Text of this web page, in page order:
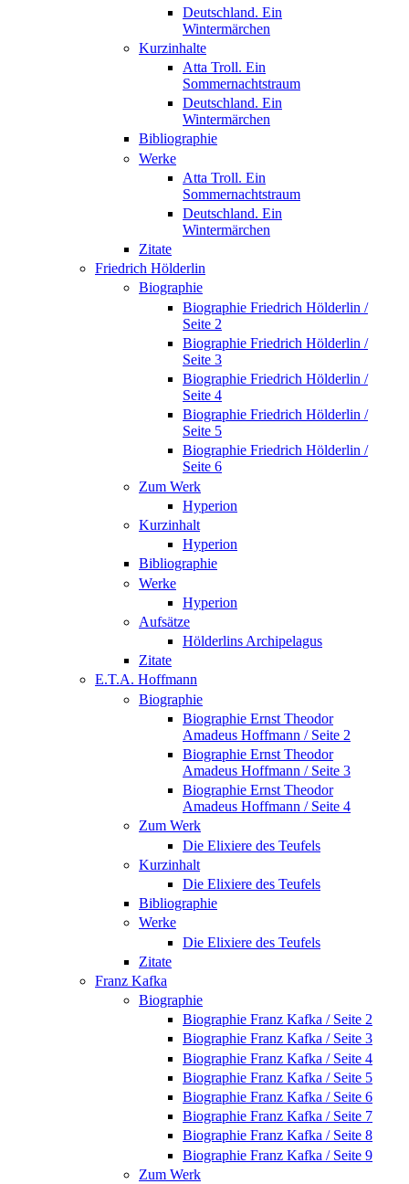
Deutschland. Ein
Wintermärchen
Kurzinhalte
Atta Troll. Ein
Sommernachtstraum
Deutschland. Ein
Wintermärchen
Bibliographie
Werke
Atta Troll. Ein
Sommernachtstraum
Deutschland. Ein
Wintermärchen
Zitate
Friedrich Hölderlin
Biographie
Biographie Friedrich Hölderlin /
Seite 2
Biographie Friedrich Hölderlin /
Seite 3
Biographie Friedrich Hölderlin /
Seite 4
Biographie Friedrich Hölderlin /
Seite 5
Biographie Friedrich Hölderlin /
Seite 6
Zum Werk
Hyperion
Kurzinhalt
Hyperion
Bibliographie
Werke
Hyperion
Aufsätze
Hölderlins Archipelagus
Zitate
E.T.A. Hoffmann
Biographie
Biographie Ernst Theodor
Amadeus Hoffmann / Seite 2
Biographie Ernst Theodor
Amadeus Hoffmann / Seite 3
Biographie Ernst Theodor
Amadeus Hoffmann / Seite 4
Zum Werk
Die Elixiere des Teufels
Kurzinhalt
Die Elixiere des Teufels
Bibliographie
Werke
Die Elixiere des Teufels
Zitate
Franz Kafka
Biographie
Biographie Franz Kafka / Seite 2
Biographie Franz Kafka / Seite 3
Biographie Franz Kafka / Seite 4
Biographie Franz Kafka / Seite 5
Biographie Franz Kafka / Seite 6
Biographie Franz Kafka / Seite 7
Biographie Franz Kafka / Seite 8
Biographie Franz Kafka / Seite 9
Zum Werk